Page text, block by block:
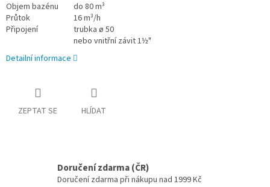
Objem bazénu
do 80 m³
Průtok
16 m³/h
Připojení
trubka ø 50
nebo vnitřní závit 1½"
Detailní informace
ZEPTAT SE HLÍDAT
Doručení zdarma (ČR)
Doručení zdarma při nákupu nad 1999 Kč